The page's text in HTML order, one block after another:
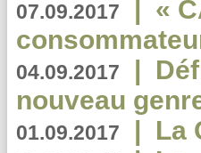
07.09.2017 | «
04.09.2017 |
nouveau
01.09.2017 | La